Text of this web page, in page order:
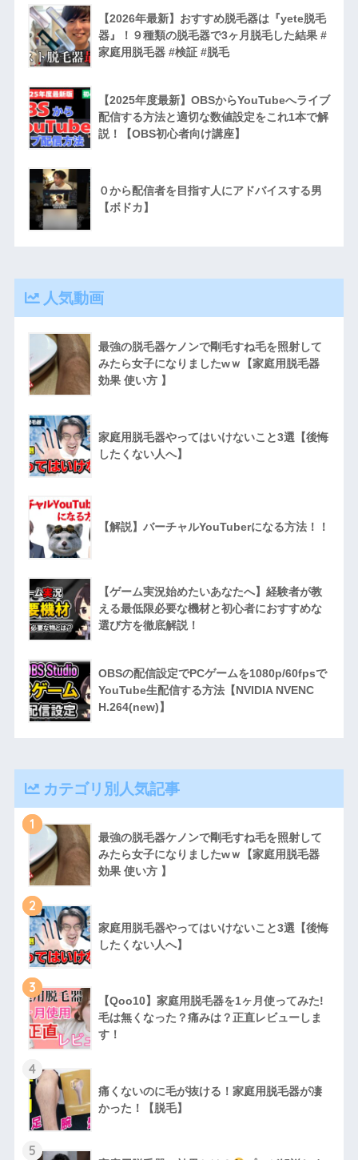
【2026年最新】おすすめ脱毛器は『yete脱毛
器』！９種類の脱毛器で3ヶ月脱毛した結果 #
家庭用脱毛器 #検証 #脱毛
【2025年度最新】OBSからYouTubeへライブ
配信する方法と適切な数値設定をこれ1本で解
説！【OBS初心者向け講座】
０から配信者を目指す人にアドバイスする男
【ボドカ】
人気動画
最強の脱毛器ケノンで剛毛すね毛を照射して
みたら女子になりましたwｗ【家庭用脱毛器
効果 使い方 】
家庭用脱毛器やってはいけないこと3選【後悔
したくない人へ】
【解説】バーチャルYouTuberになる方法！！
【ゲーム実況始めたいあなたへ】経験者が教
える最低限必要な機材と初心者におすすめな
選び方を徹底解説！
OBSの配信設定でPCゲームを1080p/60fpsで
YouTube生配信する方法【NVIDIA NVENC
H.264(new)】
カテゴリ別人気記事
1
最強の脱毛器ケノンで剛毛すね毛を照射して
みたら女子になりましたwｗ【家庭用脱毛器
効果 使い方 】
2
家庭用脱毛器やってはいけないこと3選【後悔
したくない人へ】
3
【Qoo10】家庭用脱毛器を1ヶ月使ってみた!
毛は無くなった？痛みは？正直レビューしま
す！
4
痛くないのに毛が抜ける！家庭用脱毛器が凄
かった！【脱毛】
5